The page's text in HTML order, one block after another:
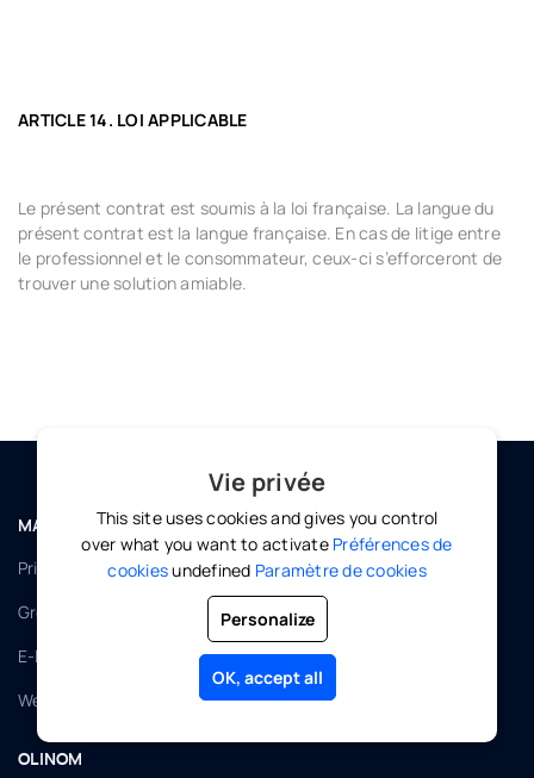
ARTICLE 14. LOI APPLICABLE
Le présent contrat est soumis à la loi française. La langue du
présent contrat est la langue française. En cas de litige entre
le professionnel et le consommateur, ceux-ci s’efforceront de
trouver une solution amiable.
MARKETPLACE
Private tutors
Group classes
E-learning
Webinars
OLINOM
Vie privée
This site uses cookies and gives you control
over what you want to activate Préférences de
cookiesundefined Paramètre de cookies
Personalize
OK, accept all